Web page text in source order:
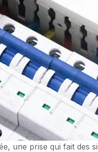
une prise qui fait des